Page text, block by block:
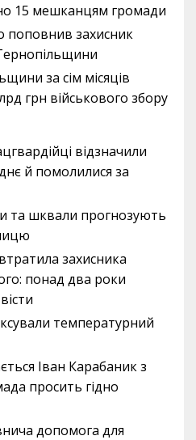
15 мешканцям громади
поповнив захисник
за сім місяців
грн військового збору
відзначили
й помолилися за
та шквали прогнозують
захисника
понад два роки
температурний
Іван Карабаник з
просить гідно
допомога для